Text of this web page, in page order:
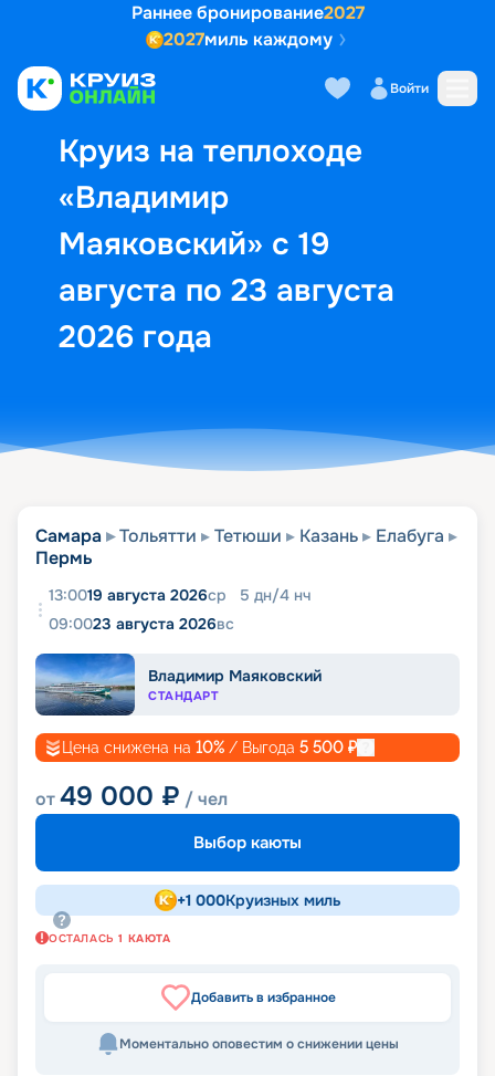
Раннее бронирование2027
2027миль каждому
Войти
Круиз на теплоходе
«Владимир
Маяковский» с 19
августа по 23 августа
2026 года
Выбор кают Маршрут и
Самара Тольятти Тетюши Казань
Елабуга
Пермь
13:0019 августа 2026ср 5 дн/4 нч
09:0023 августа 2026вс
Владимир Маяковский
СТАНДАРТ
Цена снижена на 10% / Выгода 5 500 ₽
от49 000 ₽ / чел
Выбор каюты
+1 000Круизных миль
ОСТАЛАСЬ 1 КАЮТА
Добавить в избранное
Моментально оповестим о снижении цены